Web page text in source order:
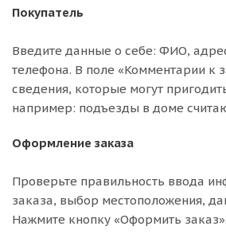
Покупатель
Введите данные о себе: ФИО,
телефона. В поле «Комментарии к
сведения, которые могут
например: подъезды в доме
Оформление заказа
Проверьте правильность ввода
заказа, выбор местоположения,
Нажмите кнопку «Оформить заказ».